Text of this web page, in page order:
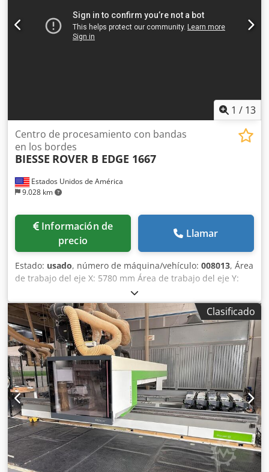
1 / 13
Estados Unidos de América
9.028 km
Centro de procesamiento con bandas
en los bordes
BIESSE ROVER B EDGE 1667
Información de
precio
Llamar
Estado: usado, número de máquina/vehículo: 008013, Área
de trabajo del eje X: 5780 mm Área de trabajo del eje Y:
1650 mm Plano de trabajo: Con soportes de consola de
vacío Potencia del husillo principal: 13,2 kW Crodpswuz
Ekefx Adpef Número de ejes controlados: 4 ejes Altura
máxima del filo: 60 mm Número de husillos de taladrado:
16 Número de posiciones de herramienta: 16
Clasificado